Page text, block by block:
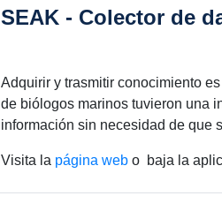
SEAK - Colector de
Adquirir y trasmitir conocimiento
de biólogos marinos tuvieron una
información sin necesidad de que
Visita la página web o baja la